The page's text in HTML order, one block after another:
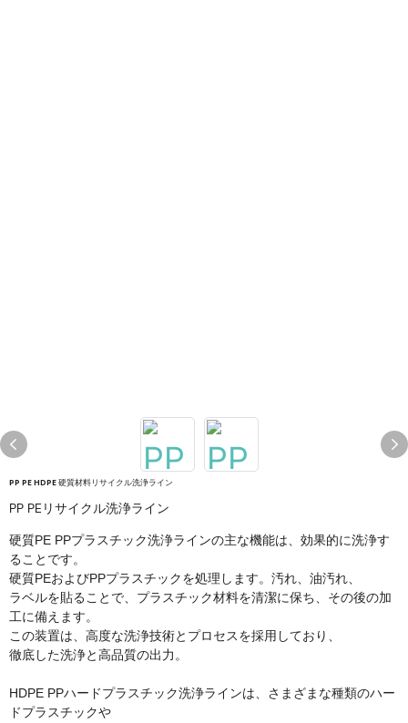
PP PE HDPE 硬質材料リサイクル洗浄ライン
PP PEリサイクル洗浄ライン
硬質PE PPプラスチック洗浄ラインの主な機能は、効果的に洗浄す
ることです。
硬質PEおよびPPプラスチックを処理します。汚れ、油汚れ、
ラベルを貼ることで、プラスチック材料を清潔に保ち、その後の加
工に備えます。
この装置は、高度な洗浄技術とプロセスを採用しており、
徹底した洗浄と高品質の出力。
HDPE PPハードプラスチック洗浄ラインは、さまざまな種類のハー
ドプラスチックや